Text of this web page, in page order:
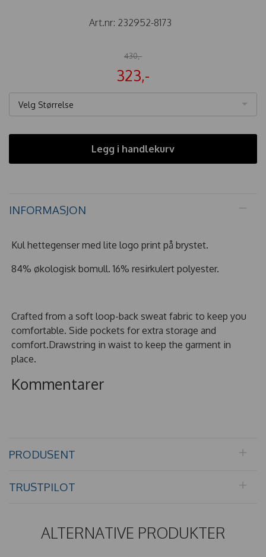
Art.nr: 232952-8173
430,-
323,-
Velg Størrelse
Legg i handlekurv
INFORMASJON
Kul hettegenser med lite logo print på brystet.
84% økologisk bomull. 16% resirkulert polyester.
Crafted from a soft loop-back sweat fabric to keep you
comfortable. Side pockets for extra storage and
comfort.Drawstring in waist to keep the garment in
place.
Kommentarer
PRODUSENT
TRUSTPILOT
ALTERNATIVE PRODUKTER